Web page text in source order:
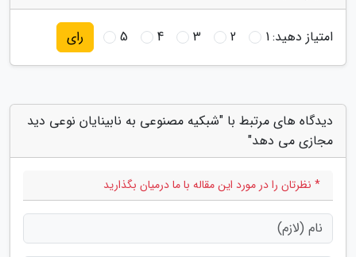
امتیاز دهید:1
2
3
4
5 رای
دیدگاه های مرتبط با "شبکیه مصنوعی به نابینایان نوعی دید
مجازی می دهد"
* نظرتان را در مورد این مقاله با ما درمیان بگذارید